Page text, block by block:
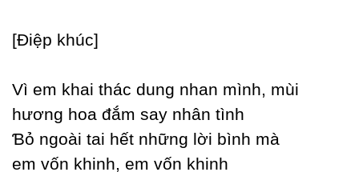
[Điệp khúc]
Vì em khai thác dung nhan mình, mùi
hương hoa đắm saу nhân tình
Ɓỏ ngoài tai hết những lời bình mà
em vốn khinh, em vốn khinh